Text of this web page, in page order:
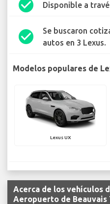
check_circle Disponible a
check_circle
Se buscaron
autos en 3 Lexus.
Modelos populares de
Lexus UX
Acerca de los vehículos
Aeropuerto de Beauvais